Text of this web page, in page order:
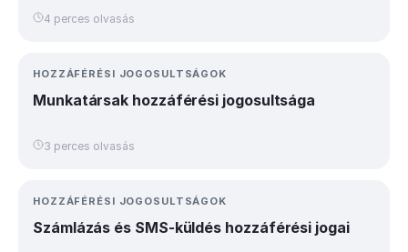
4 perces olvasás
HOZZÁFÉRÉSI JOGOSULTSÁGOK
Munkatársak hozzáférési jogosultsága
3 perces olvasás
HOZZÁFÉRÉSI JOGOSULTSÁGOK
Számlázás és SMS-küldés hozzáférési jogai